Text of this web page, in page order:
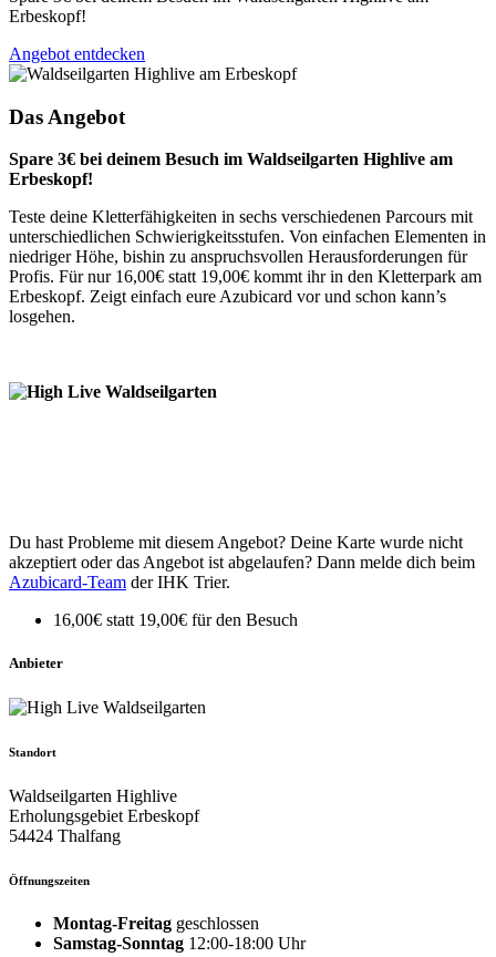
Erbeskopf!
Angebot entdecken
Das Angebot
Spare 3€ bei deinem Besuch im Waldseilgarten Highlive am
Erbeskopf!
Teste deine Kletterfähigkeiten in sechs verschiedenen Parcours mit
unterschiedlichen Schwierigkeitsstufen. Von einfachen Elementen in
niedriger Höhe, bishin zu anspruchsvollen Herausforderungen für
Profis. Für nur 16,00€ statt 19,00€ kommt ihr in den Kletterpark am
Erbeskopf. Zeigt einfach eure Azubicard vor und schon kann’s
losgehen.
Du hast Probleme mit diesem Angebot? Deine Karte wurde nicht
akzeptiert oder das Angebot ist abgelaufen? Dann melde dich beim
Azubicard-Team der IHK Trier.
16,00€ statt 19,00€ für den Besuch
Anbieter
Standort
Waldseilgarten Highlive
Erholungsgebiet Erbeskopf
54424 Thalfang
Öffnungszeiten
Montag-Freitag geschlossen
Samstag-Sonntag 12:00-18:00 Uhr